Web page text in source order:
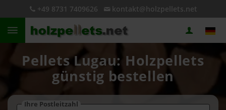
+49 8731 7409626 kontakt@holzpellets.net
Pellets Lugau: Holzpellets
günstig bestellen
Ihre Postleitzahl